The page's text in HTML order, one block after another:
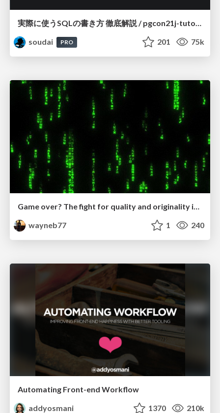
実際に使うSQLの書き方 徹底解説 / pgcon21j-tutorial
soudai
PRO 201 75k
wayneb77
1 240
Automating Front-end Workflow
addyosmani
1370 210k